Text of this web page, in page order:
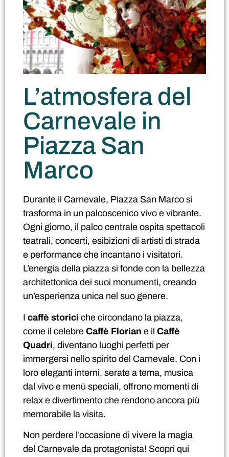
L’atmosfera del
Carnevale in
Piazza San
Marco
Durante il Carnevale, Piazza San Marco si
trasforma in un palcoscenico vivo e vibrante.
Ogni giorno, il palco centrale ospita spettacoli
teatrali, concerti, esibizioni di artisti di strada
e performance che incantano i visitatori.
L’energia della piazza si fonde con la bellezza
architettonica dei suoi monumenti, creando
un’esperienza unica nel suo genere.
I caffè storici che circondano la piazza,
come il celebre Caffè Florian e il Caffè
Quadri, diventano luoghi perfetti per
immergersi nello spirito del Carnevale. Con i
loro eleganti interni, serate a tema, musica
dal vivo e menù speciali, offrono momenti di
relax e divertimento che rendono ancora più
memorabile la visita.
Non perdere l’occasione di vivere la magia
del Carnevale da protagonista! Scopri qui